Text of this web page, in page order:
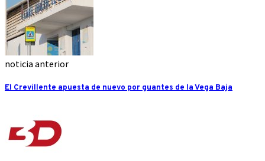
noticia anterior
El Crevillente apuesta de nuevo por guantes de la Vega Baja